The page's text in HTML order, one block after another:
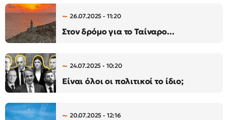
26.07.2025 - 11:20
Στον δρόμο για το Ταίναρο...
24.07.2025 - 10:20
Είναι όλοι οι πολιτικοί το ίδιο;
20.07.2025 - 12:16